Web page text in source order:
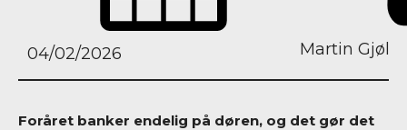
04/02/2026 Martin Gjøl
Foråret banker endelig på døren, og det gør det